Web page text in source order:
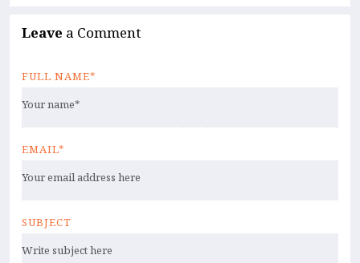
Leave a Comment
FULL NAME*
EMAIL*
SUBJECT